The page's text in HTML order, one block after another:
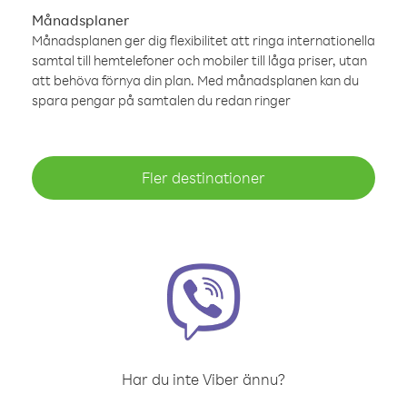
Månadsplaner
Månadsplanen ger dig flexibilitet att ringa internationella
samtal till hemtelefoner och mobiler till låga priser, utan
att behöva förnya din plan. Med månadsplanen kan du
spara pengar på samtalen du redan ringer
Fler destinationer
Har du inte Viber ännu?